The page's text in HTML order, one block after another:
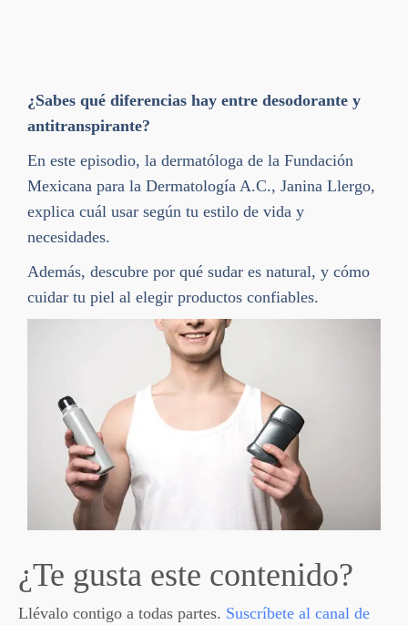
¿Sabes qué diferencias hay entre desodorante y
antitranspirante?
En este episodio, la dermatóloga de la Fundación
Mexicana para la Dermatología A.C., Janina Llergo,
explica cuál usar según tu estilo de vida y
necesidades.
Además, descubre por qué sudar es natural, y cómo
cuidar tu piel al elegir productos confiables.
¿Te gusta este contenido?
Llévalo contigo a todas partes. Suscríbete al canal de